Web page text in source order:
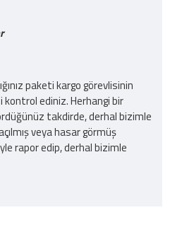
paketi kargo görevlisinin
kontrol ediniz. Herhangi bir
takdirde, derhal bizimle
veya hasar görmüş
rapor edip, derhal bizimle